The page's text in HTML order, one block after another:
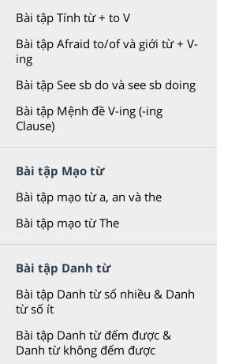
Bài tập Tính từ + to V
Bài tập Afraid to/of và giới từ + V-
ing
Bài tập See sb do và see sb doing
Bài tập Mệnh đề V-ing (-ing
Clause)
Bài tập Mạo từ
Bài tập mạo từ a, an và the
Bài tập mạo từ The
Bài tập Danh từ
Bài tập Danh từ số nhiều & Danh
từ số ít
Bài tập Danh từ đếm được &
Danh từ không đếm được